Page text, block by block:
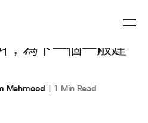
，為下一個一般建
Mehmood 1 Min Read